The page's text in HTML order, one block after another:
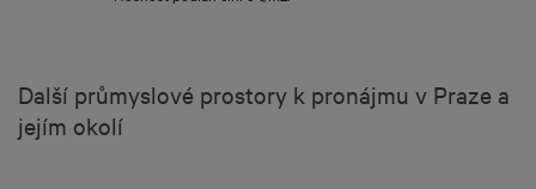
Další průmyslové prostory k pronájmu v Praze a
jejím okolí